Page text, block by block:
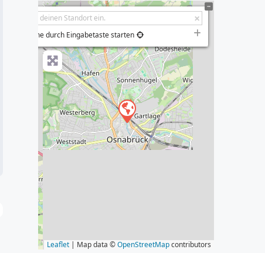
+
−
Suche durch Eingabetaste starten
Leaflet | Map data ©OpenStreetMapcontributors